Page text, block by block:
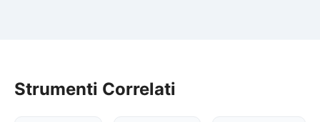
Strumenti Correlati